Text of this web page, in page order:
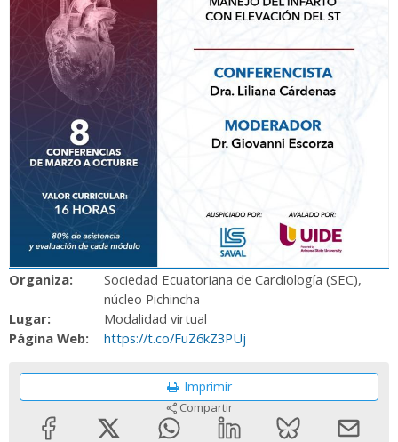
Organiza:
Sociedad Ecuatoriana de Cardiología (SEC),
núcleo Pichincha
Lugar:
Modalidad virtual
Página Web:
https://t.co/FuZ6kZ3PUj
Imprimir
Compartir